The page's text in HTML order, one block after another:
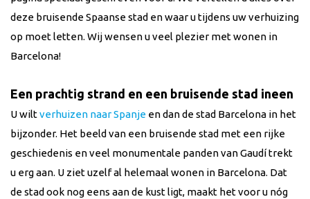
deze bruisende Spaanse stad en waar u tijdens uw verhuizing
op moet letten. Wij wensen u veel plezier met wonen in
Barcelona!
Een prachtig strand en een bruisende stad ineen
U wiltverhuizen naar Spanje en dan de stad Barcelona in het
bijzonder. Het beeld van een bruisende stad met een rijke
geschiedenis en veel monumentale panden van Gaudí trekt
u erg aan. U ziet uzelf al helemaal wonen in Barcelona. Dat
de stad ook nog eens aan de kust ligt, maakt het voor u nóg